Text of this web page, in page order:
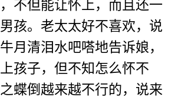
不但能让怀上，而且还一
孩。老太太好不喜欢，说
月清泪水吧嗒地告诉娘，
孩子，但不知怎么怀不
蝶倒越来越不行的，说来